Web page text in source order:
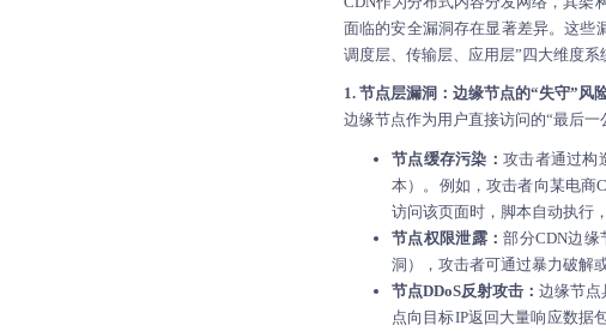
面临的安全漏洞存在显著差异。这些
调度层、传输层、应用层”四大维度系
1. 节点层漏洞：边缘节点的“失守”风
边缘节点作为用户直接访问的“最后
节点缓存污染： 攻击者通过构
本）。例如，攻击者向某电商
访问该页面时，脚本自动执行
节点权限泄露：部分CDN边
洞），攻击者可通过暴力破解
节点DDoS反射攻击：边缘节点
点向目标IP返回大量响应数据